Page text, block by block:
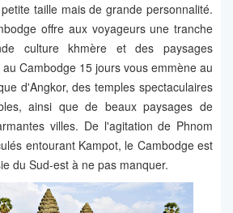
taille mais de grande personnalité.
offre aux voyageurs une tranche
culture khmère et des paysages
Cambodge 15 jours vous emmène au
d'Angkor, des temples spectaculaires
ainsi que de beaux paysages de
villes. De l'agitation de Phnom
entourant Kampot, le Cambodge est
du Sud-est à ne pas manquer.